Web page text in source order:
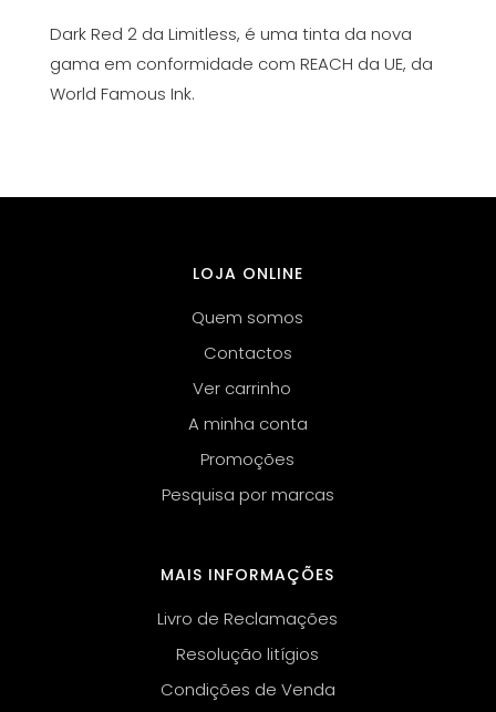
Dark Red 2 da Limitless, é uma tinta da nova
gama em conformidade com REACH da UE, da
World Famous Ink.
LOJA ONLINE
Quem somos
Contactos
Ver carrinho
A minha conta
Promoções
Pesquisa por marcas
MAIS INFORMAÇÕES
Livro de Reclamações
Resolução litígios
Condições de Venda